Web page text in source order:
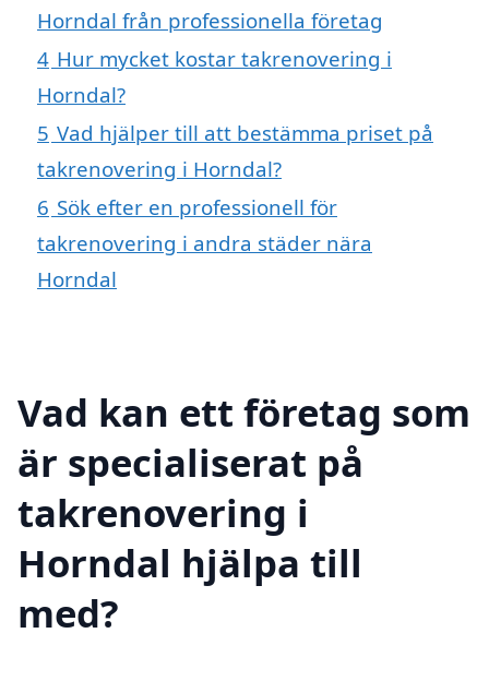
Horndal från professionella företag
4 Hur mycket kostar takrenovering i
Horndal?
5 Vad hjälper till att bestämma priset på
takrenovering i Horndal?
6 Sök efter en professionell för
takrenovering i andra städer nära
Horndal
Vad kan ett företag som
är specialiserat på
takrenovering i
Horndal hjälpa till
med?